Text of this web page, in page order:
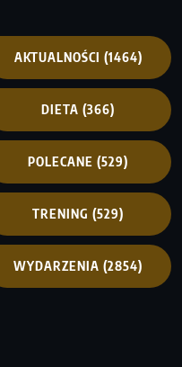
AKTUALNOŚCI (1464)
DIETA (366)
POLECANE (529)
TRENING (529)
WYDARZENIA (2854)